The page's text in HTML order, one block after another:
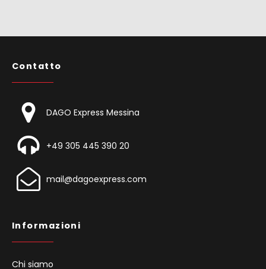
Contatto
DAGO Express Messina
+49 305 445 390 20
mail@dagoexpress.com
Informazioni
Chi siamo